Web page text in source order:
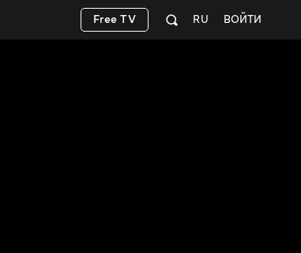
ВОЙТИ
RU
Free TV